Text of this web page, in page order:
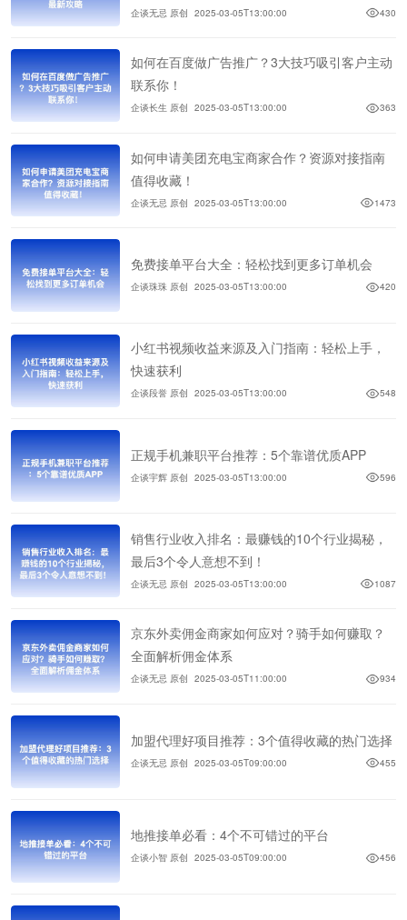
企谈无忌 原创 2025-03-05T13:00:00 430
如何在百度做广告推广？3大技巧吸引客户主动
联系你！
企谈长生 原创 2025-03-05T13:00:00 363
如何申请美团充电宝商家合作？资源对接指南
值得收藏！
企谈无忌 原创 2025-03-05T13:00:00 1473
免费接单平台大全：轻松找到更多订单机会
企谈珠珠 原创 2025-03-05T13:00:00 420
小红书视频收益来源及入门指南：轻松上手，
快速获利
企谈段誉 原创 2025-03-05T13:00:00 548
正规手机兼职平台推荐：5个靠谱优质APP
企谈宇辉 原创 2025-03-05T13:00:00 596
销售行业收入排名：最赚钱的10个行业揭秘，
最后3个令人意想不到！
企谈无忌 原创 2025-03-05T13:00:00 1087
京东外卖佣金商家如何应对？骑手如何赚取？
全面解析佣金体系
企谈无忌 原创 2025-03-05T11:00:00 934
加盟代理好项目推荐：3个值得收藏的热门选择
企谈无忌 原创 2025-03-05T09:00:00 455
地推接单必看：4个不可错过的平台
企谈小智 原创 2025-03-05T09:00:00 456